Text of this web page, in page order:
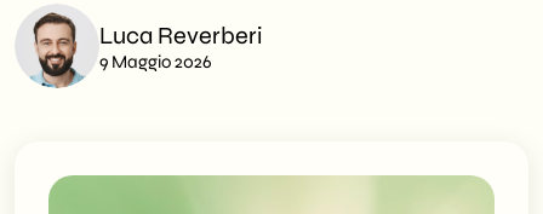
Luca Reverberi
9 Maggio 2026